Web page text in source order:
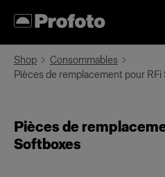
Shop
Consommables
Pièces de remplacement pour
Pièces de
Softboxes